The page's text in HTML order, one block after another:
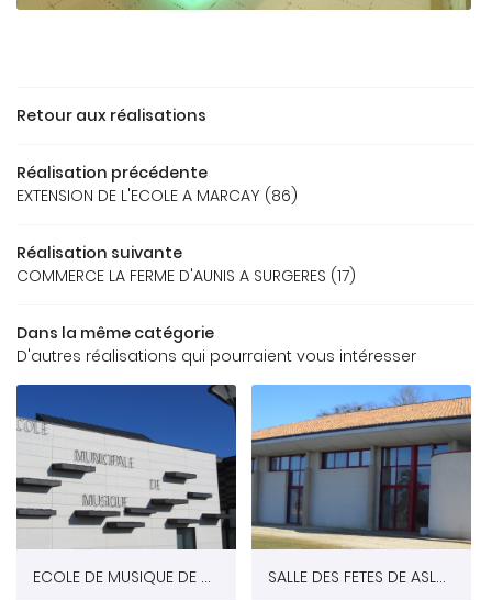
RÉFÉRENCES
FONT CONFIANCE
CONTACT
Retour aux réalisations
Réalisation précédente
EXTENSION DE L'ECOLE A MARCAY (86)
Réalisation suivante
COMMERCE LA FERME D'AUNIS A SURGERES (17)
Dans la même catégorie
D'autres réalisations qui pourraient vous intéresser
ECOLE DE MUSIQUE DE CHAMBRAY LES TOURS SALLE DES FETES DE ASLONNES (86)